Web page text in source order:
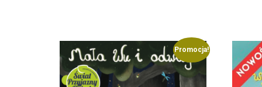
Promocja!